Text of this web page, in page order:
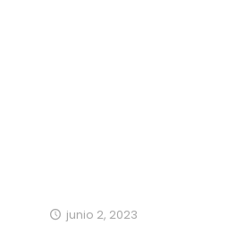
junio 2, 2023